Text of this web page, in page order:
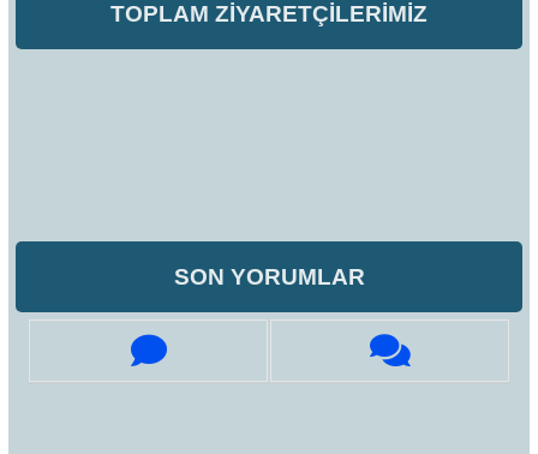
TOPLAM ZİYARETÇİLERİMİZ
SON YORUMLAR